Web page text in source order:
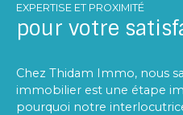
EXPERTISE ET PROXIMITÉ
pour votre
Chez Thidam Immo, nous
immobilier est une étape
pourquoi notre